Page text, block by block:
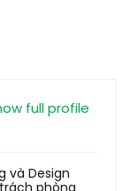
full profile
và Design